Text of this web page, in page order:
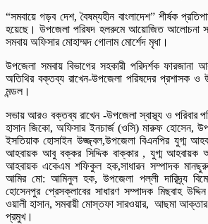
“সমবায়ে গড়ব দেশ, বৈষম্যহীন বাংলাদেশ” শীর্ষক
হয়েছে। উপজেলা পরিষদ হলরুমে আয়োজিত আলোচনা
সমবায় অফিসার মোহাম্মদ গোলাম মোর্শেদ মৃধা।
উপজেলা সমবায় বিভাগের সহকারী পরিদর্শক ফারজানা
অতিথির বক্তব্য রাখেন-উপজেলা পরিষদের প্রশাসক ও
মন্ডল।
সভায় আরও বক্তব্য রাখেন -উপজেলা স্বাস্থ্য ও পরিবার
হাসান জিকো, অফিসার ইনচার্জ (ওসি) মারুফ হোসেন,
ইসতিয়াক হোসাইন উজ্জ্বল,উপজেলা বিএনপির যুগ্ম
আহবায়ক আবু বক্কর সিদ্দিক বাক্কার , যুগ্ম আহবায়ক
আহবায়ক একেএম শফিকুল হক,সাধারন সম্পাদক
আমির মো: আমিনুল হক, উপজেলা পল্লী দারিদ্র্য
হোসেনপুর প্রেসক্লাবের সাধারণ সম্পাদক মিছবাহ
ওয়ালী হাসান, সমবায়ী মোস্তফা সারওয়ার, আছমা আক্তার
প্রমুখ।